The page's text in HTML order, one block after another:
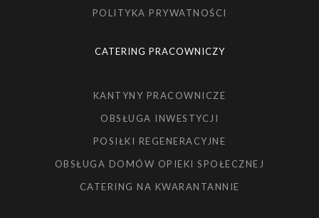
POLITYKA PRYWATNOŚCI
CATERING PRACOWNICZY
KANTYNY PRACOWNICZE
OBSŁUGA INWESTYCJI
POSIŁKI REGENERACYJNE
OBSŁUGA DOMÓW OPIEKI SPOŁECZNEJ
CATERING NA KWARANTANNIE